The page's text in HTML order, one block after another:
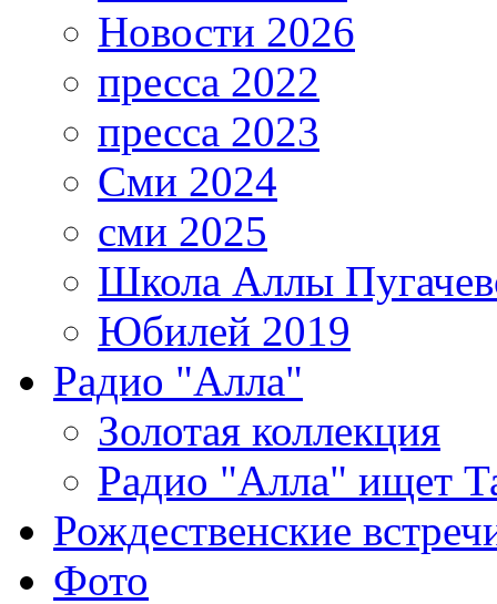
Новости 2026
пресса 2022
пресса 2023
Сми 2024
сми 2025
Школа Аллы
Юбилей 2019
Радио "Алла"
Золотая коллекция
Радио "Алла" ищет
Рождественские
Фото